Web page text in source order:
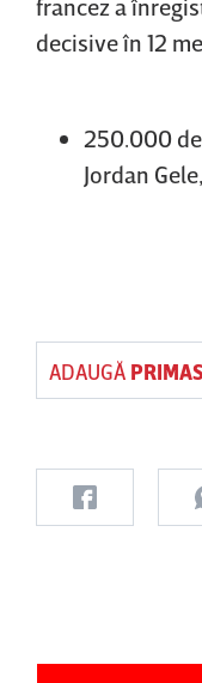
decisive în 12
250.000
Jordan
ADAUGĂ